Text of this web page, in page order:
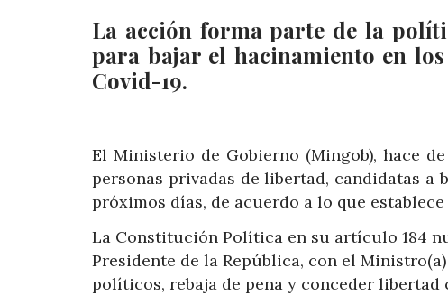
La acción forma parte de la
para bajar el hacinamiento en
Covid-19.
El Ministerio de Gobierno (Mingob), hace
personas privadas de libertad, candidatas a
próximos días, de acuerdo a lo que
La Constitución Política en su artículo 184
Presidente de la República, con el
políticos, rebaja de pena y conceder